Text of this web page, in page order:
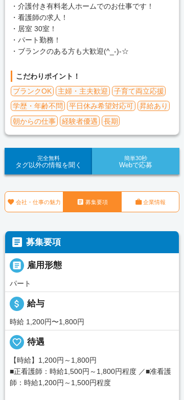
・介護付き有料老人ホームでのお仕事です！
・看護師の求人！
・居室 30室！
・パート勤務！
・ブランクのある方も大歓迎(^_-)-☆
こだわりポイント！
ブランクOK
主婦・主夫歓迎
子育て両立応援
学歴・年齢不問
平日休み希望対応可
昇給あり
朝からの仕事
経験者優遇 長期
完全無料
タグ以外の情報を聞く
簡単30秒
Webで応募
 会社・仕事の魅力  募集要項 企業情報
 募集要項
 雇用形態
パート
attach_money 給与
時給 1,200円〜1,800円
favorite_border 待遇
【時給】1,200円～1,800円
■正看護師：時給1,500円～1,800円程度 ／■准看護
師：時給1,200円～1,500円程度